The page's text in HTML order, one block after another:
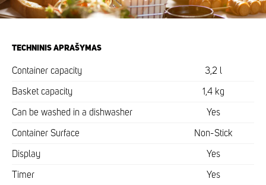
TECHNINIS APRAŠYMAS
Container capacity 3,2 l
Basket capacity 1,4 kg
Can be washed in a dishwasher Yes
Container Surface Non-Stick
Display Yes
Timer Yes